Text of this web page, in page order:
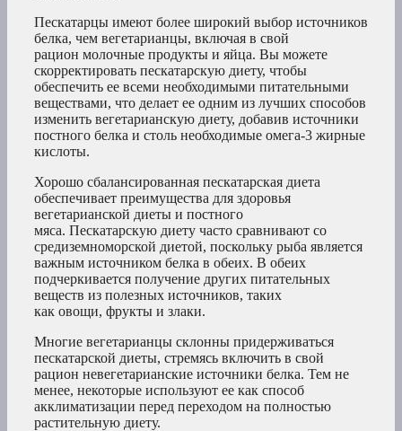
Пескатарцы имеют более широкий выбор источников
белка, чем вегетарианцы, включая в свой
рацион молочные продукты и яйца. Вы можете
скорректировать пескатарскую диету, чтобы
обеспечить ее всеми необходимыми питательными
веществами, что делает ее одним из лучших способов
изменить вегетарианскую диету, добавив источники
постного белка и столь необходимые омега-3 жирные
кислоты.
Хорошо сбалансированная пескатарская диета
обеспечивает преимущества для здоровья
вегетарианской диеты и постного
мяса. Пескатарскую диету часто сравнивают со
средиземноморской диетой, поскольку рыба является
важным источником белка в обеих. В обеих
подчеркивается получение других питательных
веществ из полезных источников, таких
как овощи, фрукты и злаки.
Многие вегетарианцы склонны придерживаться
пескатарской диеты, стремясь включить в свой
рацион невегетарианские источники белка. Тем не
менее, некоторые используют ее как способ
акклиматизации перед переходом на полностью
растительную диету.